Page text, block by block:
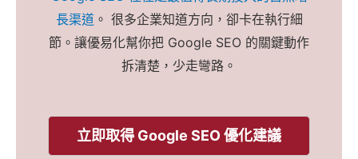
長渠道。 很多企業知道方向，卻卡在執行細
節。讓優易化幫你把 Google SEO 的關鍵動作
拆清楚，少走彎路。
立即取得 Google SEO 優化建議